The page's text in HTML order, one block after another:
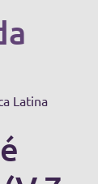
Latina